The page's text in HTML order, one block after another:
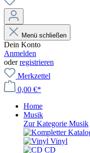
Menü schließen
Dein Konto
Anmelden
oderregistrieren
Merkzettel
0,00 €*
Home
Musik
Zur Kategorie Musik
Vinyl
CD